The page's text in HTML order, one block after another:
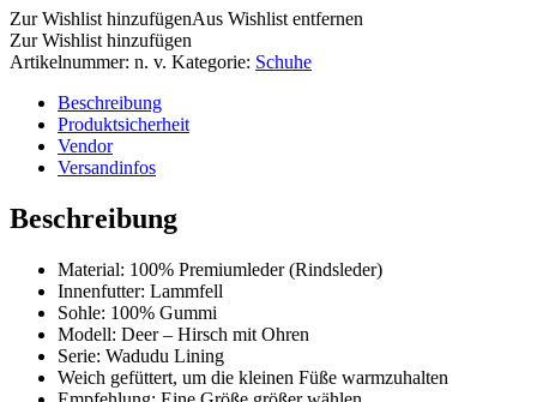
Zur Wishlist hinzufügenAus Wishlist entfernen
Zur Wishlist hinzufügen
Artikelnummer: n. v. Kategorie: Schuhe
Beschreibung
Produktsicherheit
Vendor
Versandinfos
Beschreibung
Material: 100% Premiumleder (Rindsleder)
Innenfutter: Lammfell
Sohle: 100% Gummi
Modell: Deer – Hirsch mit Ohren
Serie: Wadudu Lining
Weich gefüttert, um die kleinen Füße warmzuhalten